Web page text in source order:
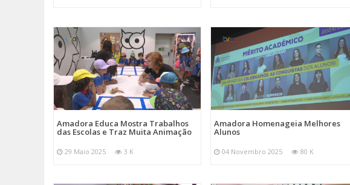
Amadora Educa Mostra Trabalhos
das Escolas e Traz Muita Animação
29 Maio 2025 3 K
Amadora Homenageia Melhores
Alunos
04 Novembro 2025 80 K